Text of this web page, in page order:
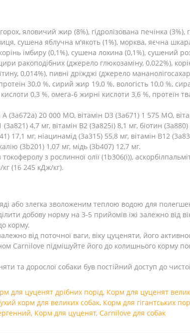
яловичий жир (8%), гідролізована печінка
сушена яблучна м'якоть (1%), морква, яєчна
імбиру (0,1%), сушена лохина (0,1%), сушений
ракоподібних (джерело глюкозаміну, 0,022%),
0,014%), пивні дріжджі (джерело
30,0 %, сирий жир 19,0 %, вологість 10,0 %,
0,3 %, омега-6 жирні кислоти 3,6 %, протеїн
A (3a672a) 20 000 МО, вітамін D3 (3a671) 1 575 МО,
4,7 мг, вітамін B2 (3a825i) 8,1 мг, біотин
17,1 мг, ніацинамід (3a315) 55,8 мг, вітамін B12
(3b201) 1,07 мг, мідь (3b407) 12,7 мг.
токоферолу з рослинної олії (1b306(i)),
кг (16 245 кДж/кг).
або злегка зволоженим теплою водою для
добову норму на 3-5 прийомів їжі залежно від
корму.
від поточної ваги, віку цуценяти, його
Carnilove підмішуйте його до колишнього корму
та дорослої собаки був постійний доступ до чистої
для цуценят дрібних порід, Корм для цуценят
корм для великих собак, Корм для гігантських
, Корм для цуценят, Carnilove для собак